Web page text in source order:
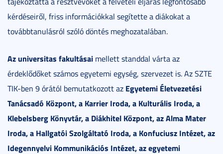
kérdéseiről, friss információkkal segítette a diákokat a
továbbtanulásról szóló döntés meghozatalában.
Az universitas fakultásai mellett standdal várta az
érdeklődőket számos egyetemi egység, szervezet is. Az SZTE
TIK-ben 9 órától bemutatkozott az Egyetemi Életvezetési
Tanácsadó Központ, a Karrier Iroda, a Kulturális Iroda, a
Klebelsberg Könyvtár, a Diákhitel Központ, az Alma Mater
Iroda, a Hallgatói Szolgáltató Iroda, a Konfuciusz Intézet, az
Idegennyelvi Kommunikációs Intézet, az egyetemi